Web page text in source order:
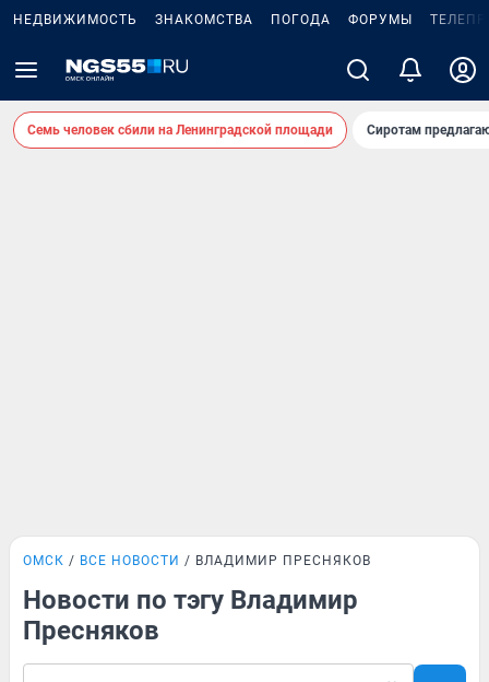
НЕДВИЖИМОСТЬ ЗНАКОМСТВА ПОГОДА ФОРУМЫ
Семь человек сбили на Ленинградской площади Сиротам
ОМСК ВСЕ НОВОСТИ ВЛАДИМИР ПРЕСНЯКОВ
Новости по тэгу Владимир
Пресняков